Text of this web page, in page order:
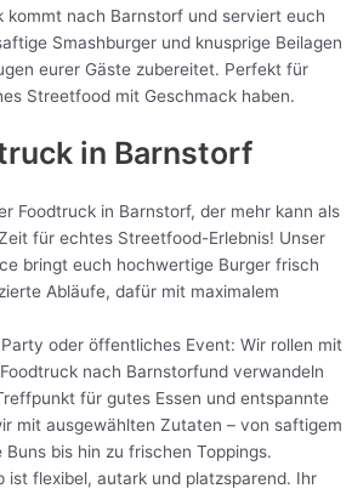
kommt nach Barnstorf und serviert euch
Smashburger und knusprige Beilagen
eurer Gäste zubereitet. Perfekt für
Streetfood mit Geschmack haben.
in Barnstorf
Foodtruck in Barnstorf, der mehr kann als
für echtes Streetfood-Erlebnis! Unser
bringt euch hochwertige Burger frisch
Abläufe, dafür mit maximalem
oder öffentliches Event: Wir rollen mit
nach Barnstorfund verwandeln
für gutes Essen und entspannte
mit ausgewählten Zutaten – von saftigem
bis hin zu frischen Toppings.
ist flexibel, autark und platzsparend. Ihr